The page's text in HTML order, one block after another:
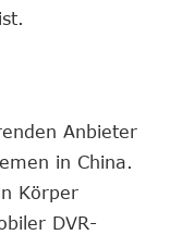
Anbieter
in China.
Körper
DVR-